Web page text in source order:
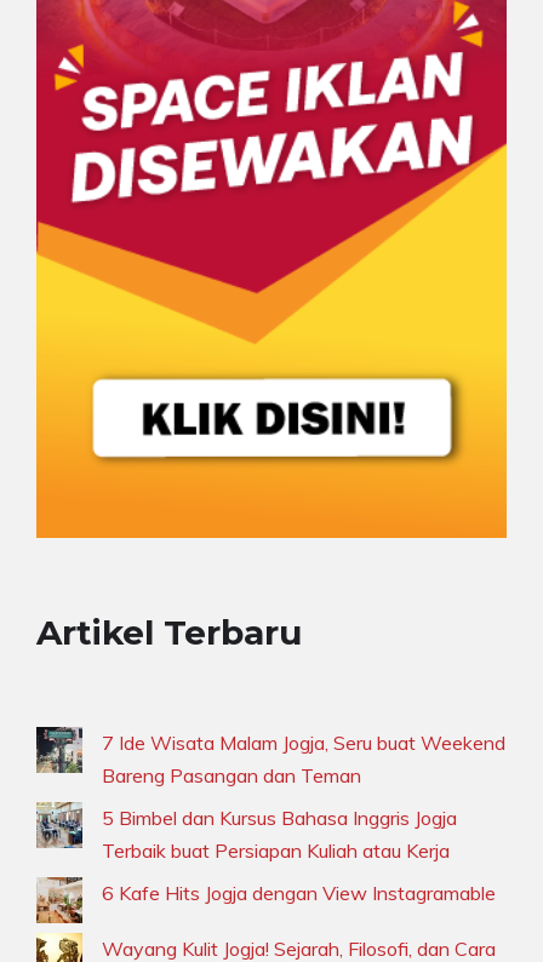
Artikel Terbaru
7 Ide Wisata Malam Jogja, Seru buat Weekend
Bareng Pasangan dan Teman
5 Bimbel dan Kursus Bahasa Inggris Jogja
Terbaik buat Persiapan Kuliah atau Kerja
6 Kafe Hits Jogja dengan View Instagramable
Wayang Kulit Jogja! Sejarah, Filosofi, dan Cara